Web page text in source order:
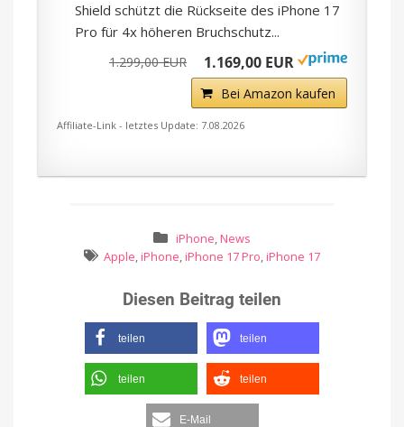
Shield schützt die Rückseite des iPhone 17
Pro für 4x höheren Bruchschutz...
1.299,00 EUR 1.169,00 EUR
Bei Amazon kaufen
Affiliate-Link - letztes Update: 7.08.2026
iPhone, News
Apple, iPhone, iPhone 17 Pro, iPhone 17
Diesen Beitrag teilen
teilen teilen
teilen teilen
E-Mail